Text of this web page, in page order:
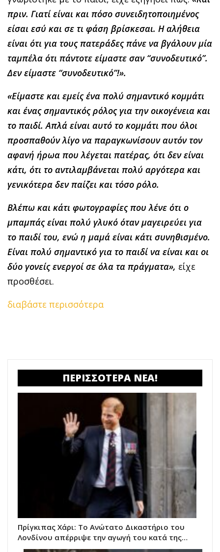
πριν. Γιατί είναι και πόσο συνειδητοποιημένος
είσαι εσύ και σε τι φάση βρίσκεσαι. Η αλήθεια
είναι ότι για τους πατεράδες πάνε να βγάλουν μία
ταμπέλα ότι πάντοτε είμαστε σαν “συνοδευτικό”.
Δεν είμαστε “συνοδευτικό”!».
«Είμαστε και εμείς ένα πολύ σημαντικό κομμάτι
και ένας σημαντικός ρόλος για την οικογένεια και
το παιδί. Απλά είναι αυτό το κομμάτι που όλοι
προσπαθούν λίγο να παραγκωνίσουν αυτόν τον
αφανή ήρωα που λέγεται πατέρας, ότι δεν είναι
κάτι, ότι το αντιλαμβάνεται πολύ αργότερα και
γενικότερα δεν παίζει και τόσο ρόλο.
Βλέπω και κάτι φωτογραφίες που λένε ότι ο
μπαμπάς είναι πολύ γλυκό όταν μαγειρεύει για
το παιδί του, ενώ η μαμά είναι κάτι συνηθισμένο.
Είναι πολύ σημαντικό για το παιδί να είναι και οι
δύο γονείς ενεργοί σε όλα τα πράγματα», είχε
προσθέσει.
διαβάστε περισσότερα
ΠΕΡΙΣΣΟΤΕΡΑ ΝΕΑ!
Πρίγκιπας Χάρι: Το Ανώτατο Δικαστήριο του
Λονδίνου απέρριψε την αγωγή του κατά της…